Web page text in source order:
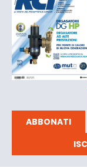
ABBONATI